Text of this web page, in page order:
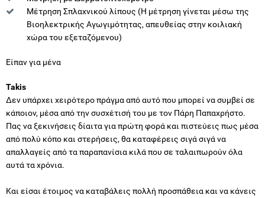
Μέτρηση Σπλαχνικού λίπους (Η μέτρηση γίνεται μέσω της
Βιοηλεκτρικής Αγωγιμότητας, απευθείας στην κοιλιακή
χώρα του εξεταζόμενου)
Είπαν για μένα
Takis
Δεν υπάρχει χειρότερο πράγμα από αυτό που μπορεί να συμβεί σε
κάποιον, μέσα από την συσχέτισή του με τον Πάρη Παπαχρήστο.
Πας να ξεκινήσεις δίαιτα για πρώτη φορά και πιστεύεις πως μέσα
από πολύ κόπο και στερήσεις, θα καταφέρεις σιγά σιγά να
απαλλαγείς από τα παραπανίσια κιλά που σε ταλαιπωρούν όλα
αυτά τα χρόνια.
Και είσαι έτοιμος να καταβάλεις πολλή προσπάθεια και να κάνεις